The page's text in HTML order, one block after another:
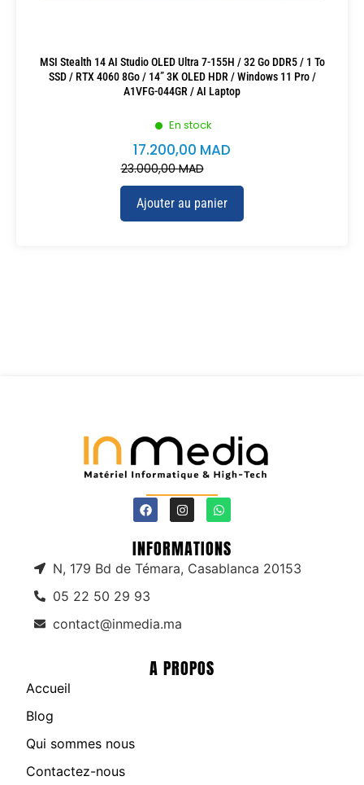
En stock
MSI Stealth 14 AI Studio OLED Ultra 7-155H / 32 Go DDR5 / 1 To
SSD / RTX 4060 8Go / 14” 3K OLED HDR / Windows 11 Pro /
A1VFG-044GR / AI Laptop
23.000,00MAD
17.200,00 MAD
Ajouter au panier
INFORMATIONS
N, 179 Bd de Témara, Casablanca 20153
05 22 50 29 93
contact@inmedia.ma
A PROPOS
Accueil
Blog
Qui sommes nous
Contactez-nous